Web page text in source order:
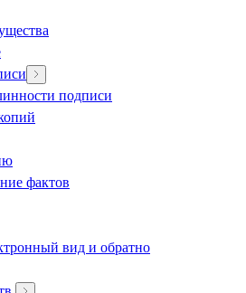
подписи
фактов
вид и обратно